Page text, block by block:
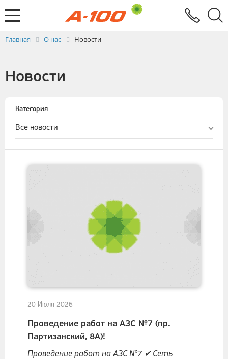
Услуги
Электронный документооборот
Заявка на выставление ЭСЧФ
Главная О нас Новости
Новости
Категория
Все новости
20 Июля 2026
Проведение работ на АЗС №7 (пр.
Партизанский, 8А)!
Проведение работ на АЗС №7 ✔ Сеть